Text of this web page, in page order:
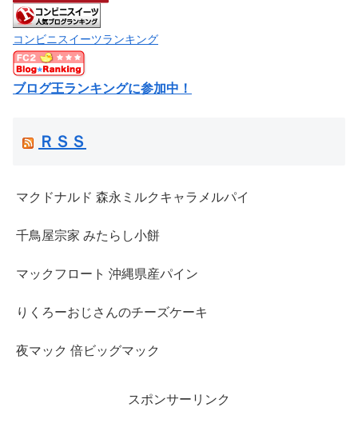
コンビニスイーツランキング
ブログ王ランキングに参加中！
ＲＳＳ
マクドナルド 森永ミルクキャラメルパイ
千鳥屋宗家 みたらし小餅
マックフロート 沖縄県産パイン
りくろーおじさんのチーズケーキ
夜マック 倍ビッグマック
スポンサーリンク